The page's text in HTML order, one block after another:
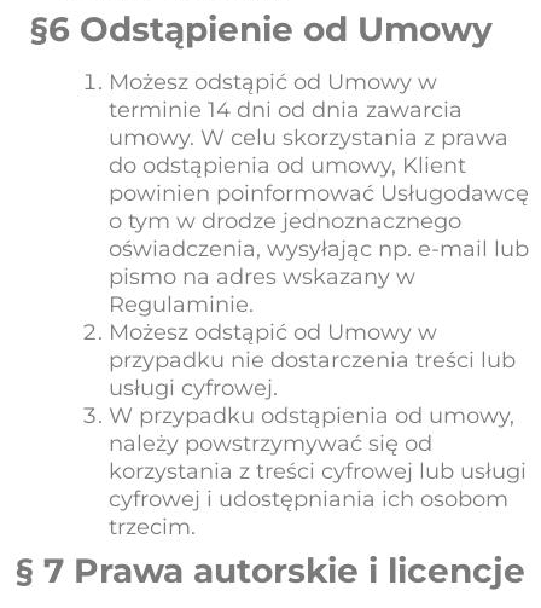
§6 Odstąpienie od Umowy
Możesz odstąpić od Umowy w
terminie 14 dni od dnia zawarcia
umowy. W celu skorzystania z prawa
do odstąpienia od umowy, Klient
powinien poinformować Usługodawcę
o tym w drodze jednoznacznego
oświadczenia, wysyłając np. e-mail lub
pismo na adres wskazany w
Regulaminie.
Możesz odstąpić od Umowy w
przypadku nie dostarczenia treści lub
usługi cyfrowej.
W przypadku odstąpienia od umowy,
należy powstrzymywać się od
korzystania z treści cyfrowej lub usługi
cyfrowej i udostępniania ich osobom
trzecim.
§ 7 Prawa autorskie i licencje